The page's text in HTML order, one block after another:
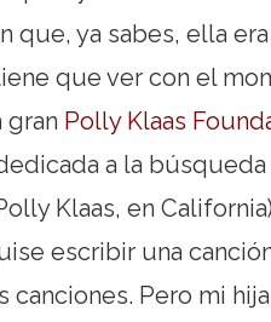
que, ya sabes, ella
que ver con el
gran Polly Klaas
a la
Klaas, en California
escribir una
canciones. Pero mi